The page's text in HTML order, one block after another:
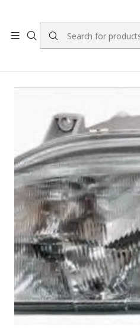
Home LOJA ONLINE
Óptica Esquerda RENAULT